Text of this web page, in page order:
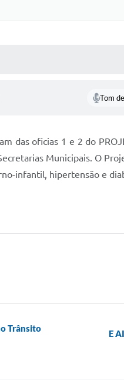
Tom
das oficias 1 e 2 do
Municipais. O
infantil, hipertensão e
Trânsito
E